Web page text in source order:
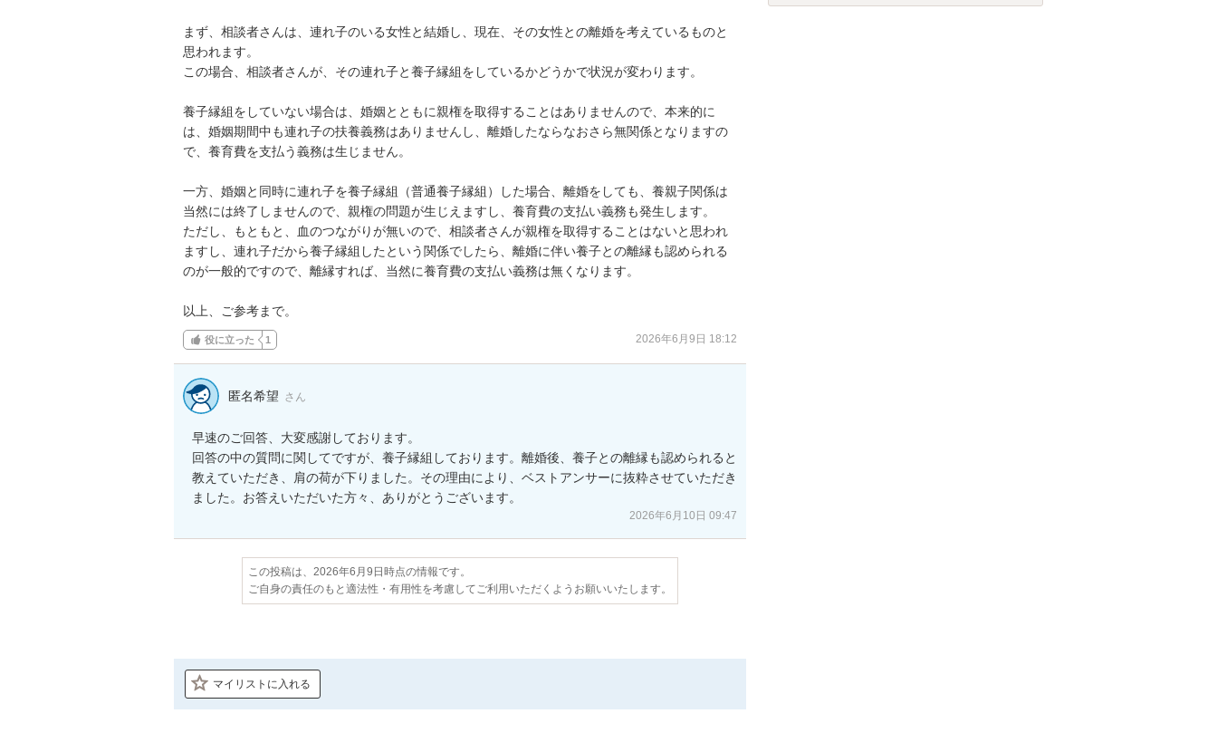
まず、相談者さんは、連れ子のいる女性と結婚し、現在、その女性との離婚を考えているものと
思われます。
この場合、相談者さんが、その連れ子と養子縁組をしているかどうかで状況が変わります。
養子縁組をしていない場合は、婚姻とともに親権を取得することはありませんので、本来的に
は、婚姻期間中も連れ子の扶養義務はありませんし、離婚したならなおさら無関係となりますの
で、養育費を支払う義務は生じません。
一方、婚姻と同時に連れ子を養子縁組（普通養子縁組）した場合、離婚をしても、養親子関係は
当然には終了しませんので、親権の問題が生じえますし、養育費の支払い義務も発生します。
ただし、もともと、血のつながりが無いので、相談者さんが親権を取得することはないと思われ
ますし、連れ子だから養子縁組したという関係でしたら、離婚に伴い養子との離縁も認められる
のが一般的ですので、離縁すれば、当然に養育費の支払い義務は無くなります。
以上、ご参考まで。
役に立った 1 2026年6月9日 18:12
匿名希望 さん
早速のご回答、大変感謝しております。
回答の中の質問に関してですが、養子縁組しております。離婚後、養子との離縁も認められると
教えていただき、肩の荷が下りました。その理由により、ベストアンサーに抜粋させていただき
ました。お答えいただいた方々、ありがとうございます。
2026年6月10日 09:47
この投稿は、2026年6月9日時点の情報です。
ご自身の責任のもと適法性・有用性を考慮してご利用いただくようお願いいたします。
マイリストに入れる